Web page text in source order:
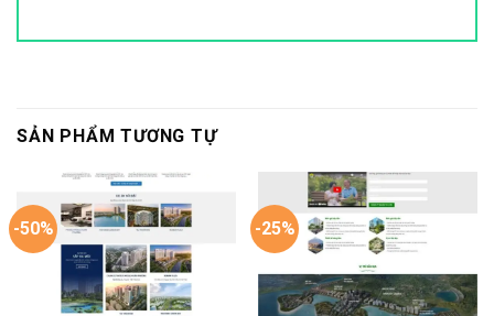
SẢN PHẨM TƯƠNG TỰ
-50% -25%